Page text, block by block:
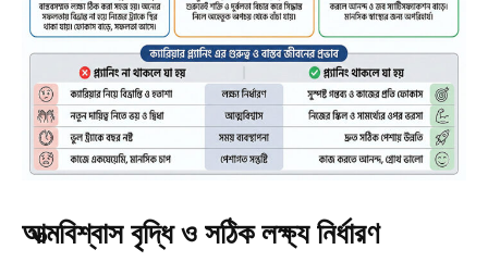
আত্মবিশ্বাস বৃদ্ধি ও সঠিক লক্ষ্য নির্ধারণ